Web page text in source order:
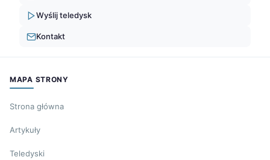
Wyślij teledysk
Kontakt
MAPA STRONY
Strona główna
Artykuły
Teledyski